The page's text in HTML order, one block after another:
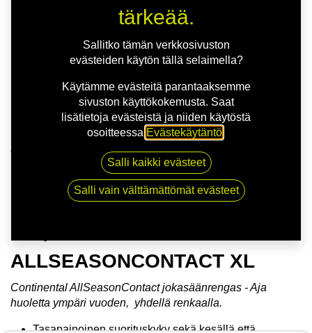
175/65R14 82T CONTINENTAL
ALLSEASONCONTACT XL
ALLSEASONCONTACT XL
Continental AllSeasonContact jokasäänrengas - Aja
huoletta ympäri vuoden, yhdellä renkaalla.
Tasapainoinen suorituskyky sekä kesällä että
tärkeää.
Sallitko tämän verkkosivuston
evästeiden käytön tällä selaimella?
Käytämme evästeitä parantaaksemme
sivuston käyttökokemusta. Saat
lisätietoja evästeistä ja niiden käytöstä
osoitteessa Evästekäytäntö
Salli kaikki evästeet
Salli vain välttämättömät evästeet